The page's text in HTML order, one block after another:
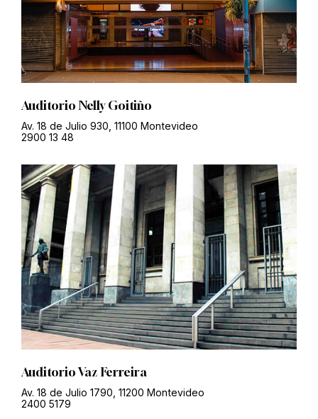
Auditorio Nelly Goitiño
Av. 18 de Julio 930, 11100 Montevideo
2900 13 48
Auditorio Vaz Ferreira
Av. 18 de Julio 1790, 11200 Montevideo
2400 5179